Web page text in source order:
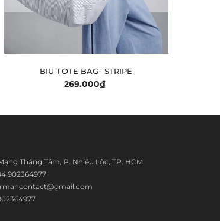
GIỎ HÀNG
BIU TOTE BAG- STRIPE
269.000₫
Tháng Tám, P. Nhiêu Lộc, TP. HCM
902364977